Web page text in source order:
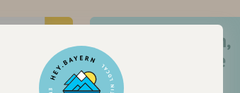
Registriere dich,
um dir Einträge
zu merken